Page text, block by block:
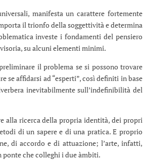
manifesta un carattere fortemente
il trionfo della soggettività e determina
investe i fondamenti del pensiero
su alcuni elementi minimi.
il problema se si possono trovare
se affidarsi ad “esperti”, così definiti in base
inevitabilmente sull’indefinibilità del
alla ricerca della propria identità, dei propri
di un sapere e di una pratica. E proprio
di accordo e di attuazione; l’arte, infatti,
ponte che colleghi i due àmbiti.